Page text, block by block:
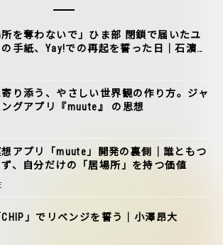
所を奪わないで」ひま部 閉鎖で届いたユ
手紙、Yay!での再起を誓った日｜石濵嵩
り添う、やさしい世界観の作り方。ジャ
グアプリ『muute』 の思想
アプリ「muute」開発の裏側｜誰ともつ
、自分だけの「居場所」を持つ価値
」でリベンジを誓う｜小澤昂大